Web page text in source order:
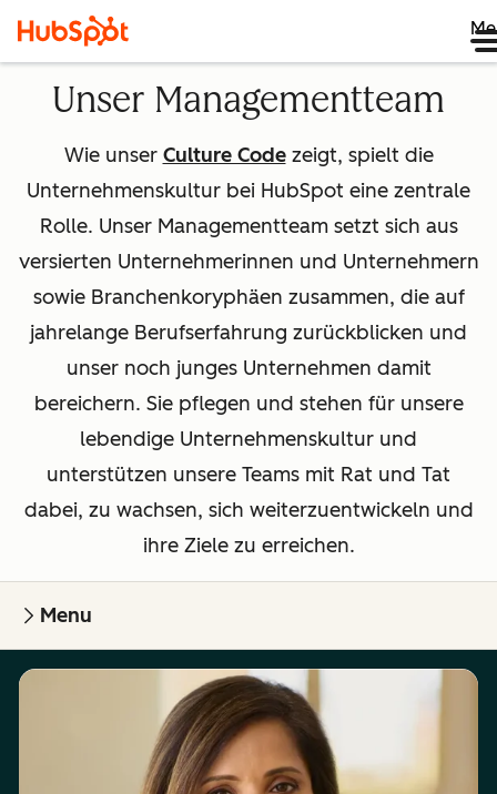
Unser Managementteam
Wie unser Culture Codezeigt, spielt die
Unternehmenskultur bei HubSpot eine zentrale
Rolle. Unser Managementteam setzt sich aus
versierten Unternehmerinnen und Unternehmern
sowie Branchenkoryphäen zusammen, die auf
jahrelange Berufserfahrung zurückblicken und
unser noch junges Unternehmen damit
bereichern. Sie pflegen und stehen für unsere
lebendige Unternehmenskultur und
unterstützen unsere Teams mit Rat und Tat
dabei, zu wachsen, sich weiterzuentwickeln und
ihre Ziele zu erreichen.
Menu